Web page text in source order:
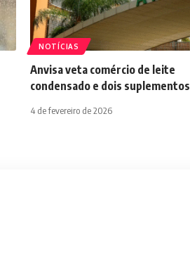
NOTÍCIAS
Anvisa veta comércio de leite
condensado e dois suplementos
4 de fevereiro de 2026